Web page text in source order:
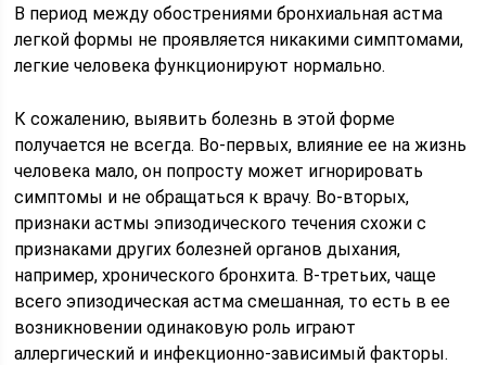
В период между обострениями бронхиальная астма
легкой формы не проявляется никакими симптомами,
легкие человека функционируют нормально.
К сожалению, выявить болезнь в этой форме
получается не всегда. Во-первых, влияние ее на жизнь
человека мало, он попросту может игнорировать
симптомы и не обращаться к врачу. Во-вторых,
признаки астмы эпизодического течения схожи с
признаками других болезней органов дыхания,
например, хронического бронхита. В-третьих, чаще
всего эпизодическая астма смешанная, то есть в ее
возникновении одинаковую роль играют
аллергический и инфекционно-зависимый факторы.